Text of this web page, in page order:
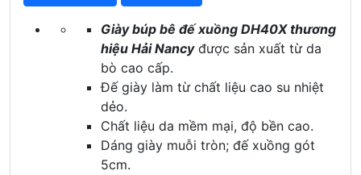
Giày búp bê đế xuồng DH40X thương
hiệu Hải Nancyđược sản xuất từ da
bò cao cấp.
Đế giày làm từ chất liệu cao su nhiệt
dẻo.
Chất liệu da mềm mại, độ bền cao.
Dáng giày muỗi tròn; đế xuồng gót
5cm.